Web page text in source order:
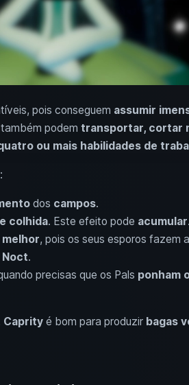
pois conseguem assumir
podem transportar, cortar
ou mais habilidades de
dos campos.
colhida. Este efeito pode acumular.
, pois os seus esporos fazem a
.
precisas que os Pals ponham
Caprityé bom para produzir bagas